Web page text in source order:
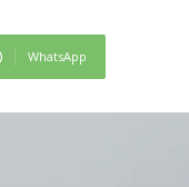
WhatsApp